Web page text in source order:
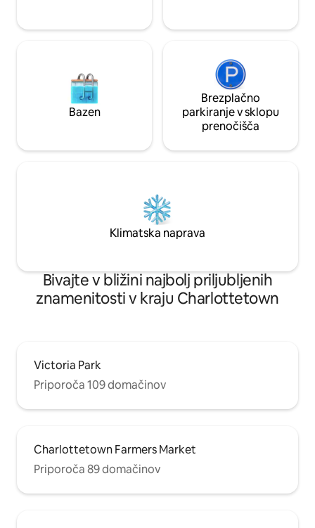
Bazen
Brezplačno
parkiranje v sklopu
prenočišča
Klimatska naprava
Bivajte v bližini najbolj priljubljenih
znamenitosti v kraju Charlottetown
Victoria Park
Priporoča 109 domačinov
Charlottetown Farmers Market
Priporoča 89 domačinov